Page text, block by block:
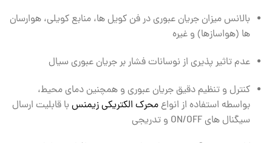
بالانس میزان جریان عبوری در فن کویل ها، منابع کویلی، هوارسان
ها (هواسازها) و غیره
عدم تاثیر پذیری از نوسانات فشار بر جریان عبوری سیال
کنترل و تنظیم دقیق جریان عبوری و همچنین دمای محیط،
بواسطه استفاده از انواع محرک الکتریکی زیمنسبا قابلیت ارسال
سیگنال های ON/OFF و تدریجی